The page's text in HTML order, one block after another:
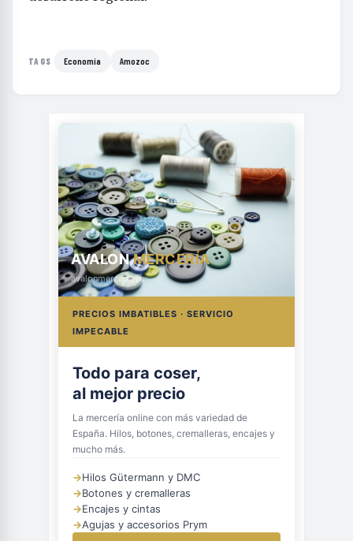
TAGS Economía Amozoc
AVALONMERCERÍA
avalonmerceria.es
PRECIOS IMBATIBLES · SERVICIO
IMPECABLE
Todo para coser,
al mejor precio
La mercería online con más variedad de
España. Hilos, botones, cremalleras, encajes y
mucho más.
→Hilos Gütermann y DMC
→Botones y cremalleras
→Encajes y cintas
→Agujas y accesorios Prym